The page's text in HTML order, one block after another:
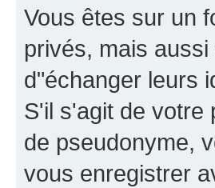
Vous êtes sur un
privés, mais
d"échanger leurs
S'il s'agit de votre
de pseudonyme,
vous enregistrer